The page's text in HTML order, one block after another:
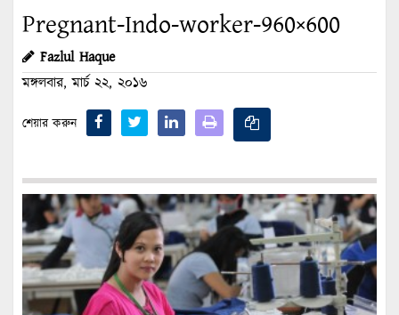
Pregnant-Indo-worker-960×600
Fazlul Haque
মঙ্গলবার, মার্চ ২২, ২০১৬
শেয়ার করুন